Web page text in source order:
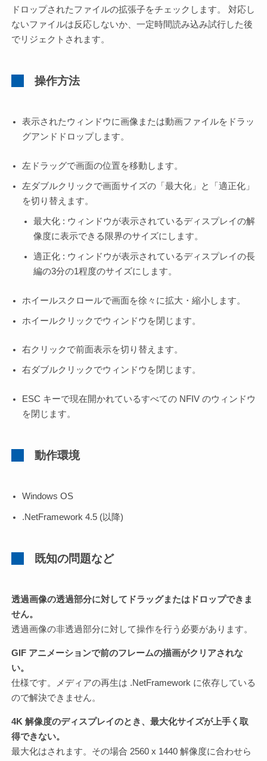
ドロップされたファイルの拡張子をチェックします。 対応し
ないファイルは反応しないか、一定時間読み込み試行した後
でリジェクトされます。
操作方法
表示されたウィンドウに画像または動画ファイルをドラッ
グアンドドロップします。
左ドラッグで画面の位置を移動します。
左ダブルクリックで画面サイズの「最大化」と「適正化」
を切り替えます。
最大化 : ウィンドウが表示されているディスプレイの解
像度に表示できる限界のサイズにします。
適正化 : ウィンドウが表示されているディスプレイの長
編の3分の1程度のサイズにします。
ホイールスクロールで画面を徐々に拡大・縮小します。
ホイールクリックでウィンドウを閉じます。
右クリックで前面表示を切り替えます。
右ダブルクリックでウィンドウを閉じます。
ESC キーで現在開かれているすべての NFIV のウィンドウ
を閉じます。
動作環境
Windows OS
.NetFramework 4.5 (以降)
既知の問題など
透過画像の透過部分に対してドラッグまたはドロップできま
せん。
透過画像の非透過部分に対して操作を行う必要があります。
GIF アニメーションで前のフレームの描画がクリアされな
い。
仕様です。メディアの再生は .NetFramework に依存している
ので解決できません。
4K 解像度のディスプレイのとき、最大化サイズが上手く取
得できない。
最大化はされます。その場合 2560 x 1440 解像度に合わせら